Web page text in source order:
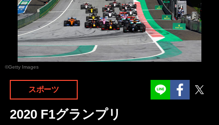
©Getty Images
スポーツ
2020 F1グランプリ